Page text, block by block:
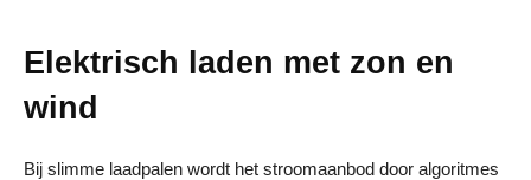
Elektrisch laden met zon en
wind
Bij slimme laadpalen wordt het stroomaanbod door algoritmes